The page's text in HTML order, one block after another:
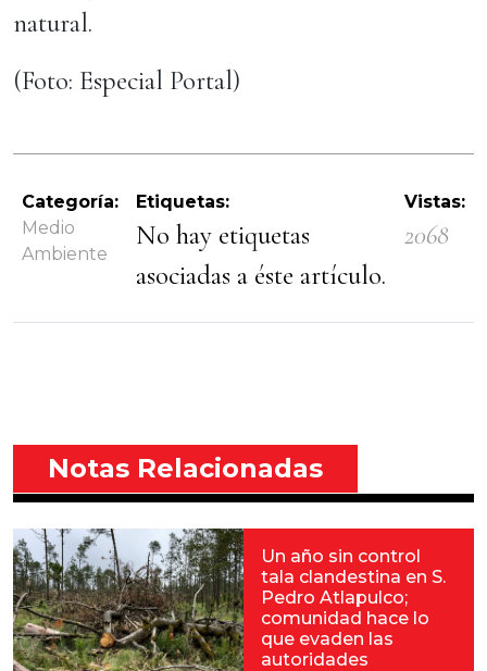
natural.
(Foto: Especial Portal)
Categoría:
Medio
Ambiente
Etiquetas:
No hay etiquetas
asociadas a éste artículo.
Vistas:
2068
Notas Relacionadas
Un año sin control
tala clandestina en S.
Pedro Atlapulco;
comunidad hace lo
que evaden las
autoridades